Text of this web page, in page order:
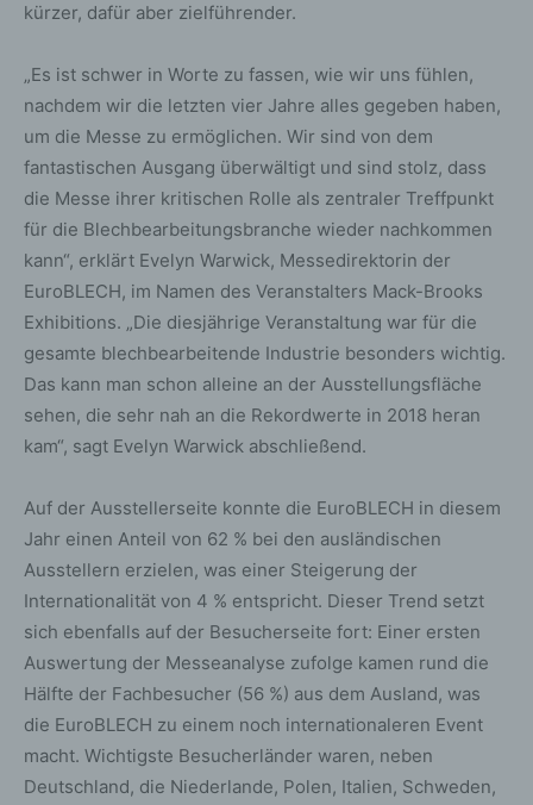
kürzer, dafür aber zielführender.
„Es ist schwer in Worte zu fassen, wie wir uns fühlen,
nachdem wir die letzten vier Jahre alles gegeben haben,
um die Messe zu ermöglichen. Wir sind von dem
fantastischen Ausgang überwältigt und sind stolz, dass
die Messe ihrer kritischen Rolle als zentraler Treffpunkt
für die Blechbearbeitungsbranche wieder nachkommen
kann“, erklärt Evelyn Warwick, Messedirektorin der
EuroBLECH, im Namen des Veranstalters Mack-Brooks
Exhibitions. „Die diesjährige Veranstaltung war für die
gesamte blechbearbeitende Industrie besonders wichtig.
Das kann man schon alleine an der Ausstellungsfläche
sehen, die sehr nah an die Rekordwerte in 2018 heran
kam“, sagt Evelyn Warwick abschließend.
Auf der Ausstellerseite konnte die EuroBLECH in diesem
Jahr einen Anteil von 62 % bei den ausländischen
Ausstellern erzielen, was einer Steigerung der
Internationalität von 4 % entspricht. Dieser Trend setzt
sich ebenfalls auf der Besucherseite fort: Einer ersten
Auswertung der Messeanalyse zufolge kamen rund die
Hälfte der Fachbesucher (56 %) aus dem Ausland, was
die EuroBLECH zu einem noch internationaleren Event
macht. Wichtigste Besucherländer waren, neben
Deutschland, die Niederlande, Polen, Italien, Schweden,